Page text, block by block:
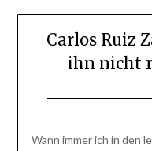
Carlos Ruiz
ihn nicht
Wann immer ich in den